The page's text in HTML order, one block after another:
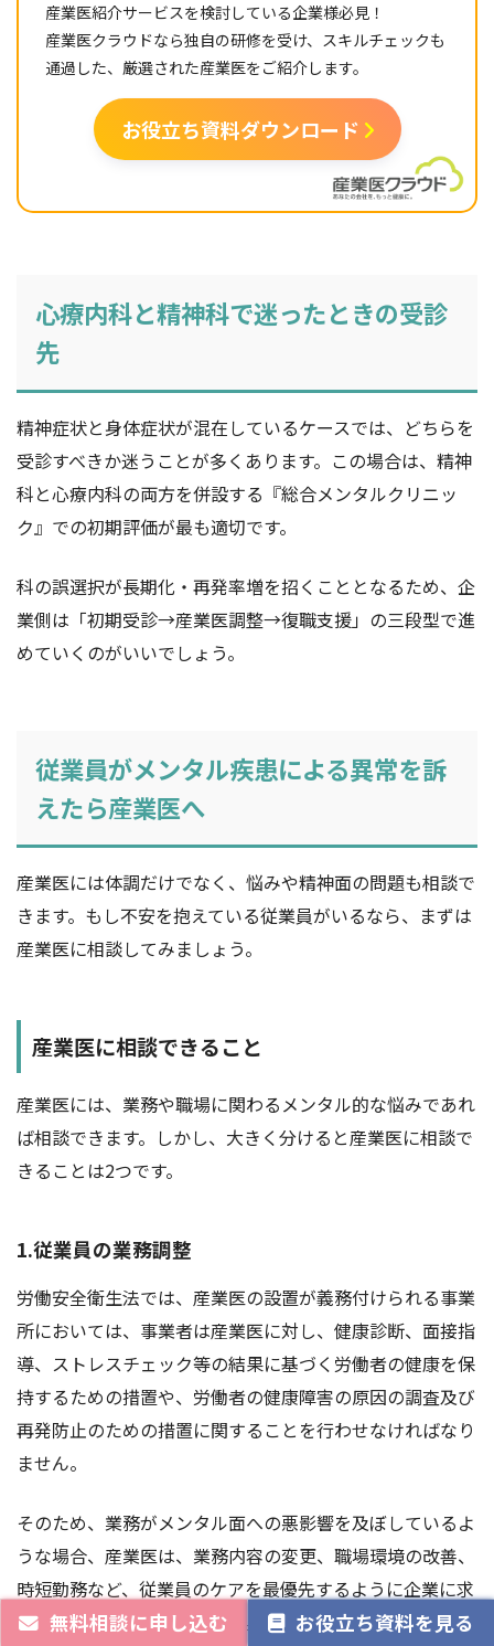
産業医紹介サービスを検討している企業様必見！
産業医クラウドなら独自の研修を受け、スキルチェックも
通過した、厳選された産業医をご紹介します。
お役立ち資料ダウンロード
心療内科と精神科で迷ったときの受診
先
精神症状と身体症状が混在しているケースでは、どちらを
受診すべきか迷うことが多くあります。この場合は、精神
科と心療内科の両方を併設する『総合メンタルクリニッ
ク』での初期評価が最も適切です。
科の誤選択が長期化・再発率増を招くこととなるため、企
業側は「初期受診→産業医調整→復職支援」の三段型で進
めていくのがいいでしょう。
従業員がメンタル疾患による異常を訴
えたら産業医へ
産業医には体調だけでなく、悩みや精神面の問題も相談で
きます。もし不安を抱えている従業員がいるなら、まずは
産業医に相談してみましょう。
産業医に相談できること
産業医には、業務や職場に関わるメンタル的な悩みであれ
ば相談できます。しかし、大きく分けると産業医に相談で
きることは2つです。
1.従業員の業務調整
労働安全衛生法では、産業医の設置が義務付けられる事業
所においては、事業者は産業医に対し、健康診断、面接指
導、ストレスチェック等の結果に基づく労働者の健康を保
持するための措置や、労働者の健康障害の原因の調査及び
再発防止のための措置に関することを行わせなければなり
ません。
そのため、業務がメンタル面への悪影響を及ぼしているよ
うな場合、産業医は、業務内容の変更、職場環境の改善、
時短勤務など、従業員のケアを最優先するように企業に求
めることなどが考えられます。
無料相談に申し込む お役立ち資料を見る